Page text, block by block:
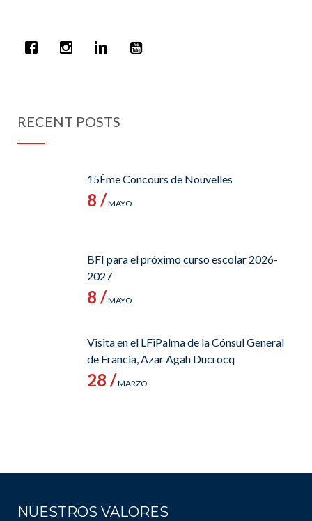
RECENT POSTS
15Ème Concours de Nouvelles
8 /MAYO
BFI para el próximo curso escolar 2026-
2027
8 /MAYO
Visita en el LFiPalma de la Cónsul General
de Francia, Azar Agah Ducrocq
28 /MARZO
NUESTROS VALORES